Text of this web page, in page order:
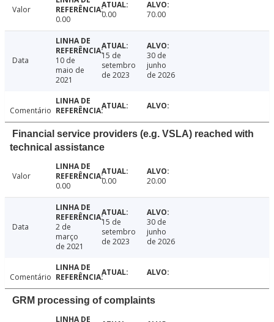
Valor
0.00
0.00 70.00
Data
10 de
maio de
2021
15 de
setembro
de 2023
30 de
junho
de 2026
Comentário
Financial service providers (e.g. VSLA) reached with
technical assistance
Valor
0.00
0.00 20.00
Data
2 de
março
de 2021
15 de
setembro
de 2023
30 de
junho
de 2026
Comentário
GRM processing of complaints